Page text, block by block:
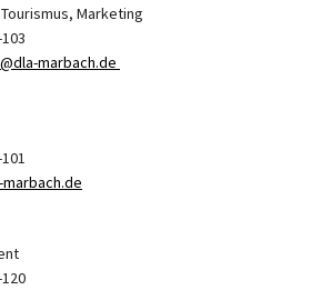
Marketing
marbach.de